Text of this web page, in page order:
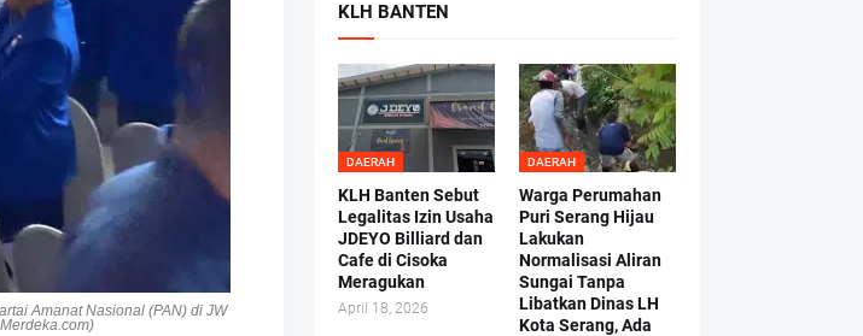
Amanat Nasional (PAN) di JW
KLH BANTEN
DAERAH
KLH Banten Sebut
Legalitas Izin Usaha
JDEYO Billiard dan
Cafe di Cisoka
Meragukan
April 18, 2026
DAERAH
Warga Perumahan
Puri Serang Hijau
Lakukan
Normalisasi Aliran
Sungai Tanpa
Libatkan Dinas LH
Kota Serang, Ada